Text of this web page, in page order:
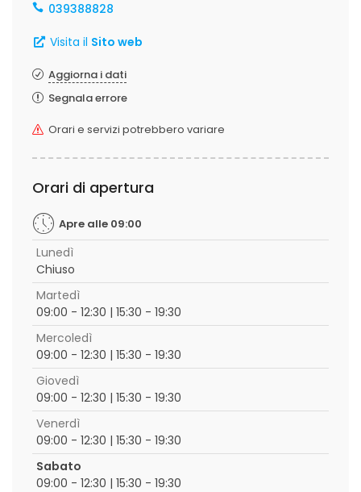
039388828
Visita il Sito web
Aggiorna i dati
Segnala errore
Orari e servizi potrebbero variare
Orari di apertura
Apre alle 09:00
Lunedì
Chiuso
Martedì
09:00 - 12:30 | 15:30 - 19:30
Mercoledì
09:00 - 12:30 | 15:30 - 19:30
Giovedì
09:00 - 12:30 | 15:30 - 19:30
Venerdì
09:00 - 12:30 | 15:30 - 19:30
Sabato
09:00 - 12:30 | 15:30 - 19:30